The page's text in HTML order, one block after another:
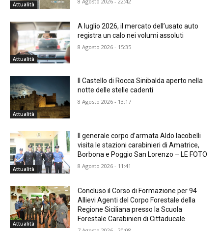
Attualità
Attualità
A luglio 2026, il mercato dell’usato auto
registra un calo nei volumi assoluti
8 Agosto 2026 - 15:35
Attualità
Il Castello di Rocca Sinibalda aperto nella
notte delle stelle cadenti
8 Agosto 2026 - 13:17
Attualità
Il generale corpo d’armata Aldo Iacobelli
visita le stazioni carabinieri di Amatrice,
Borbona e Poggio San Lorenzo – LE FOTO
8 Agosto 2026 - 11:41
Attualità
Concluso il Corso di Formazione per 94
Allievi Agenti del Corpo Forestale della
Regione Siciliana presso la Scuola
Forestale Carabinieri di Cittaducale